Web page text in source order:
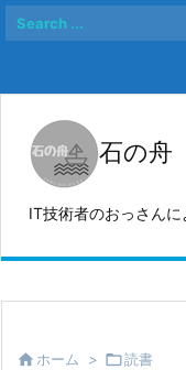
石の舟
IT技術者のおっさん
 ホーム > 読書